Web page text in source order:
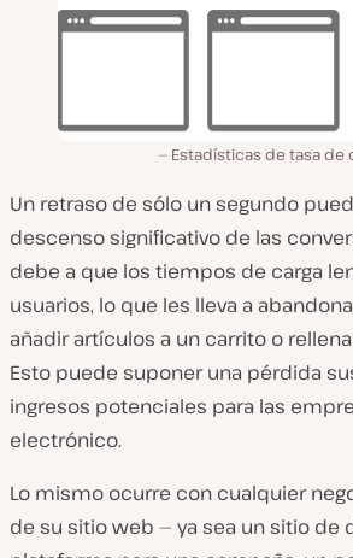
Estadísticas de tasa de
Un retraso de sólo un segundo
descenso significativo de las
debe a que los tiempos de carga
usuarios, lo que les lleva a
añadir artículos a un carrito o
Esto puede suponer una pérdida
ingresos potenciales para las
electrónico.
Lo mismo ocurre con cualquier
de su sitio web — ya sea un sitio de